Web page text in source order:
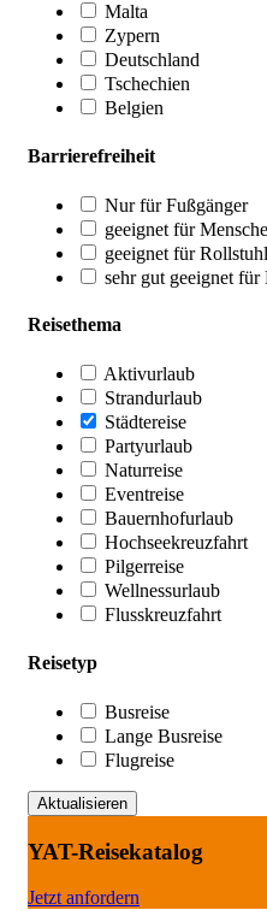
Malta
Zypern
Deutschland
Tschechien
Belgien
Barrierefreiheit
Nur für Fußgänger
geeignet für
geeignet für
sehr gut geeignet
Reisethema
Aktivurlaub
Strandurlaub
Städtereise
Partyurlaub
Naturreise
Eventreise
Bauernhofurlaub
Hochseekreuzfahrt
Pilgerreise
Wellnessurlaub
Flusskreuzfahrt
Reisetyp
Busreise
Lange Busreise
Flugreise
YAT-Reisekatalog
Jetzt anfordern